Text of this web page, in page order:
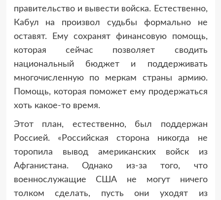
правительство и вывести войска. Естественно,
Кабул на произвол судьбы формально не
оставят. Ему сохранят финансовую помощь,
которая сейчас позволяет сводить
национальный бюджет и поддерживать
многочисленную по меркам страны армию.
Помощь, которая поможет ему продержаться
хоть какое-то время.
Этот план, естественно, был поддержан
Россией. «Российская сторона никогда не
торопила вывод американских войск из
Афганистана. Однако из-за того, что
военнослужащие США не могут ничего
толком сделать, пусть они уходят из